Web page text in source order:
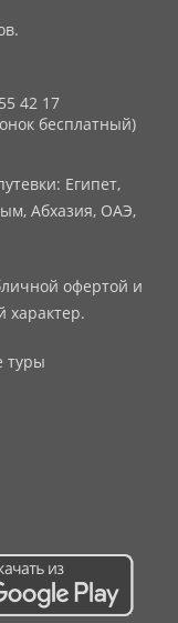
42 17
бесплатный)
Египет,
Абхазия, ОАЭ,
офертой и
характер.
туры